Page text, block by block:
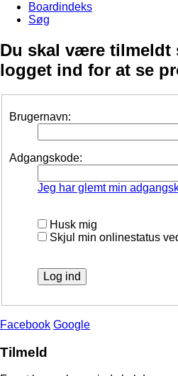
Boardindeks
Søg
Du skal være tilmeldt
logget ind for at se
Brugernavn:
Adgangskode:
Jeg har glemt min
Husk mig
Skjul min onlinestatus
Facebook Google
Tilmeld